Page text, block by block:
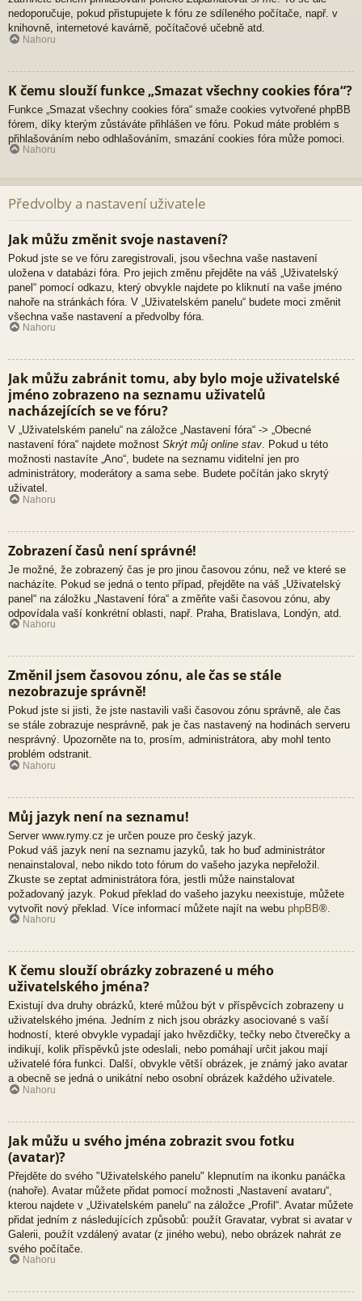
nedoporučuje, pokud přistupujete k fóru ze sdíleného počítače, např. v
knihovně, internetové kavárně, počítačové učebně atd.
Nahoru
K čemu slouží funkce „Smazat všechny cookies fóra“?
Funkce „Smazat všechny cookies fóra“ smaže cookies vytvořené phpBB
fórem, díky kterým zůstáváte přihlášen ve fóru. Pokud máte problém s
přihlašováním nebo odhlašováním, smazání cookies fóra může pomoci.
Nahoru
Předvolby a nastavení uživatele
Jak můžu změnit svoje nastavení?
Pokud jste se ve fóru zaregistrovali, jsou všechna vaše nastavení
uložena v databázi fóra. Pro jejich změnu přejděte na váš „Uživatelský
panel“ pomocí odkazu, který obvykle najdete po kliknutí na vaše jméno
nahoře na stránkách fóra. V „Uživatelském panelu“ budete moci změnit
všechna vaše nastavení a předvolby fóra.
Nahoru
Jak můžu zabránit tomu, aby bylo moje uživatelské
jméno zobrazeno na seznamu uživatelů
nacházejících se ve fóru?
V „Uživatelském panelu“ na záložce „Nastavení fóra“ -> „Obecné
nastavení fóra“ najdete možnost Skrýt můj online stav. Pokud u této
možnosti nastavíte „Ano“, budete na seznamu viditelní jen pro
administrátory, moderátory a sama sebe. Budete počítán jako skrytý
uživatel.
Nahoru
Zobrazení časů není správné!
Je možné, že zobrazený čas je pro jinou časovou zónu, než ve které se
nacházíte. Pokud se jedná o tento případ, přejděte na váš „Uživatelský
panel“ na záložku „Nastavení fóra“ a změňte vaši časovou zónu, aby
odpovídala vaší konkrétní oblasti, např. Praha, Bratislava, Londýn, atd.
Nahoru
Změnil jsem časovou zónu, ale čas se stále
nezobrazuje správně!
Pokud jste si jisti, že jste nastavili vaši časovou zónu správně, ale čas
se stále zobrazuje nesprávně, pak je čas nastavený na hodinách serveru
nesprávný. Upozorněte na to, prosím, administrátora, aby mohl tento
problém odstranit.
Nahoru
Můj jazyk není na seznamu!
Server www.rymy.cz je určen pouze pro český jazyk.
Pokud váš jazyk není na seznamu jazyků, tak ho buď administrátor
nenainstaloval, nebo nikdo toto fórum do vašeho jazyka nepřeložil.
Zkuste se zeptat administrátora fóra, jestli může nainstalovat
požadovaný jazyk. Pokud překlad do vašeho jazyku neexistuje, můžete
vytvořit nový překlad. Více informací můžete najít na webu phpBB®.
Nahoru
K čemu slouží obrázky zobrazené u mého
uživatelského jména?
Existují dva druhy obrázků, které můžou být v příspěvcích zobrazeny u
uživatelského jména. Jedním z nich jsou obrázky asociované s vaší
hodností, které obvykle vypadají jako hvězdičky, tečky nebo čtverečky a
indikují, kolik příspěvků jste odeslali, nebo pomáhají určit jakou mají
uživatelé fóra funkci. Další, obvykle větší obrázek, je známý jako avatar
a obecně se jedná o unikátní nebo osobní obrázek každého uživatele.
Nahoru
Jak můžu u svého jména zobrazit svou fotku
(avatar)?
Přejděte do svého "Uživatelského panelu" klepnutím na ikonku panáčka
(nahoře). Avatar můžete přidat pomocí možnosti „Nastavení avataru“,
kterou najdete v „Uživatelském panelu“ na záložce „Profil“. Avatar můžete
přidat jedním z následujících způsobů: použít Gravatar, vybrat si avatar v
Galerii, použít vzdálený avatar (z jiného webu), nebo obrázek nahrát ze
svého počítače.
Nahoru